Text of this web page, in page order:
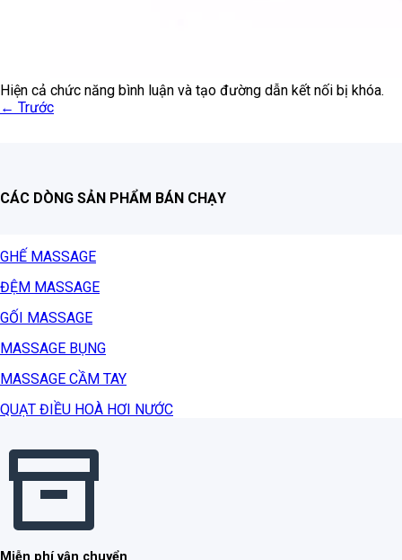
Hiện cả chức năng bình luận và tạo đường dẫn kết nối bị khóa.
← Trước
CÁC DÒNG SẢN PHẨM BÁN CHẠY
GHẾ MASSAGE
ĐỆM MASSAGE
GỐI MASSAGE
MASSAGE BỤNG
MASSAGE CẦM TAY
QUẠT ĐIỀU HOÀ HƠI NƯỚC
Miễn phí vận chuyển